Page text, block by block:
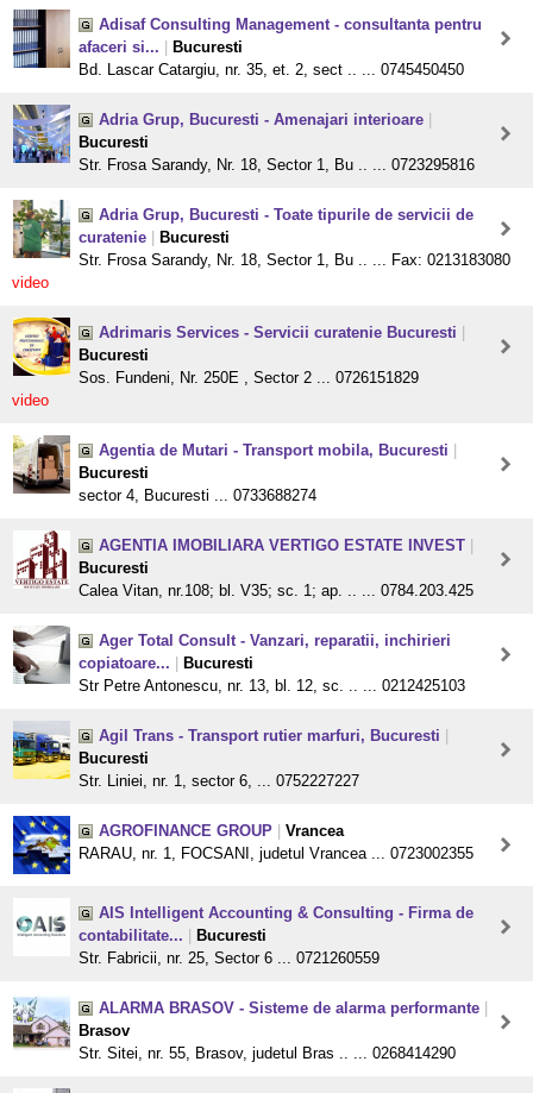
Adisaf Consulting Management - consultanta pentru
afaceri si...
Bucuresti
Bd. Lascar Catargiu, nr. 35, et. 2, sect .. ... 0745450450
Adria Grup, Bucuresti - Amenajari interioare
Bucuresti
Str. Frosa Sarandy, Nr. 18, Sector 1, Bu .. ... 0723295816
Adria Grup, Bucuresti - Toate tipurile de servicii de
curatenie
Bucuresti
Str. Frosa Sarandy, Nr. 18, Sector 1, Bu .. ... Fax: 0213183080
video
Adrimaris Services - Servicii curatenie Bucuresti
Bucuresti
Sos. Fundeni, Nr. 250E , Sector 2 ... 0726151829
video
Agentia de Mutari - Transport mobila, Bucuresti
Bucuresti
sector 4, Bucuresti ... 0733688274
AGENTIA IMOBILIARA VERTIGO ESTATE INVEST
Bucuresti
Calea Vitan, nr.108; bl. V35; sc. 1; ap. .. ... 0784.203.425
Ager Total Consult - Vanzari, reparatii, inchirieri
copiatoare...
Bucuresti
Str Petre Antonescu, nr. 13, bl. 12, sc. .. ... 0212425103
Agil Trans - Transport rutier marfuri, Bucuresti
Bucuresti
Str. Liniei, nr. 1, sector 6, ... 0752227227
AGROFINANCE GROUP
Vrancea
RARAU, nr. 1, FOCSANI, judetul Vrancea ... 0723002355
AIS Intelligent Accounting & Consulting - Firma de
contabilitate...
Bucuresti
Str. Fabricii, nr. 25, Sector 6 ... 0721260559
ALARMA BRASOV - Sisteme de alarma performante
Brasov
Str. Sitei, nr. 55, Brasov, judetul Bras .. ... 0268414290